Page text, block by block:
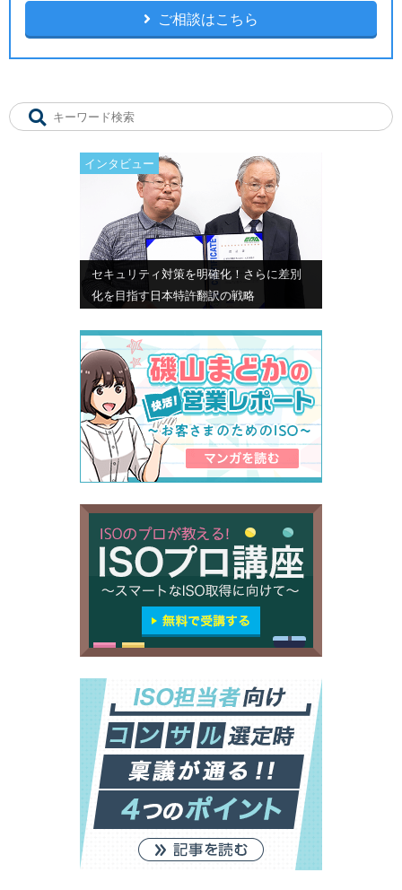
ご相談はこちら
インタビュー
セキュリティ対策を明確化！さらに差別
化を目指す日本特許翻訳の戦略